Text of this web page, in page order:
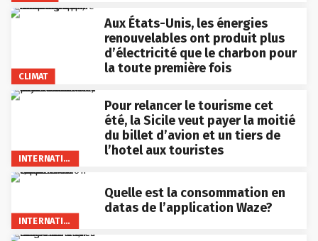
CLIMAT
Aux États-Unis, les énergies
renouvelables ont produit plus
d’électricité que le charbon pour
la toute première fois
INTERNATIONAL
Pour relancer le tourisme cet
été, la Sicile veut payer la moitié
du billet d’avion et un tiers de
l’hotel aux touristes
INTERNATIONAL
Quelle est la consommation en
datas de l’application Waze?